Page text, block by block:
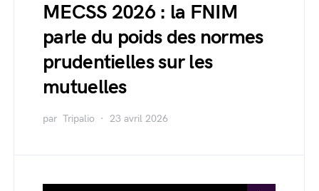
MECSS 2026 : la FNIM
parle du poids des normes
prudentielles sur les
mutuelles
par Tripalio 23 avril 2026